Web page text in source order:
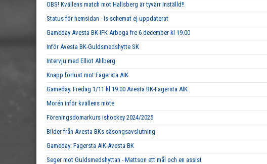
OBS! Kvällens match mot Hallsberg är tyvärr inställd!!
Status för hemsidan - Is-schemat ej uppdaterat
Gameday Avesta BK-IFK Arboga fre 6 december kl 19.00
Inför Avesta BK-Guldsmedshytte SK
Intervju med Elliot Ahlberg
Knapp förlust mot Fagersta AIK
Gameday. Fredag 1/11 kl 19.00 Avesta BK-Fagersta AIK
Morén inför kvällens möte
Föreningsdomarkurs ishockey 2024/2025
Bilder från Avesta BKs säsongsavslutning
Gameday: Fagersta AIK-Avesta BK
Seger mot Guldsmedshyttan - Mattson ett mål och en assist